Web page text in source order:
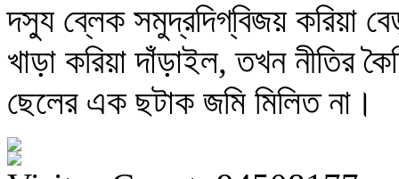
দস্যু ব্লেক সমুদ্রদিগ্‌বিজয় করিয়া
খাড়া করিয়া দাঁড়াইল, তখন নীতির
ছেলের এক ছটাক জমি মিলিত না।